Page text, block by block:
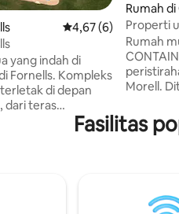
Nilai rata-rata 4,67
4,67 (6)
yang indah di
Kompleks
di depan
dari teras
menikmati
teluk Fornell.
kamar tidur
dan kamar
Rumah
Properti
Menorca
Rumah
Morell.
Fasilitas